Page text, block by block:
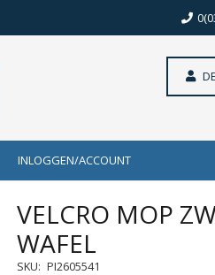
INLOGGEN/ACCOUNT
VELCRO MOP
WAFEL
SKU: PI2605541